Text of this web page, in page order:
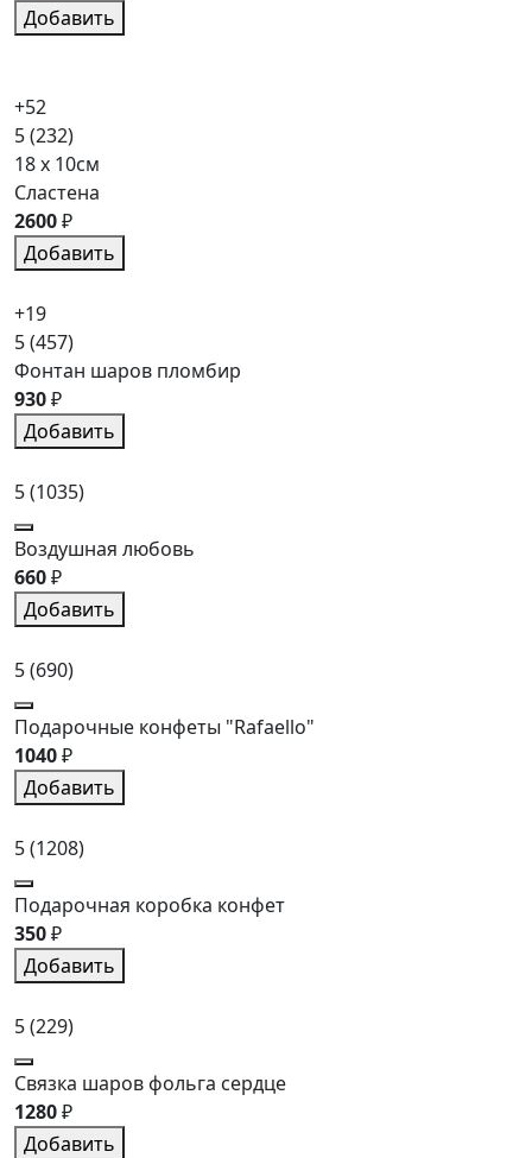
Добавить
+52
5(232)
18 x 10см
Сластена
2600₽
Добавить
+19
5(457)
Фонтан шаров пломбир
930₽
Добавить
5(1035)
Воздушная любовь
660₽
Добавить
5(690)
Подарочные конфеты "Rafaello"
1040₽
Добавить
5(1208)
Подарочная коробка конфет
350₽
Добавить
5(229)
Связка шаров фольга сердце
1280₽
Добавить